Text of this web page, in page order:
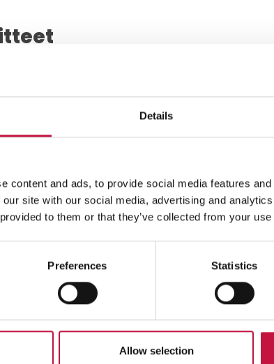
Details
content and ads, to provide social media features
site with our social media, advertising and
to them or that they’ve collected from your
Preferences Statistics
Allow selection
maksutta. Katso
sähkölaitteen kauppaan
oston yhteydessä. Kauppojen
lisätietoja SER-Kierrätyksestä
sähkölaitteita myös
ostovelvoitetta, kun
oleva sähkölaite ja kauppa
vähintään 200 m2
myyvä erikoiskauppa tai pinta-
1000 m2 oleva